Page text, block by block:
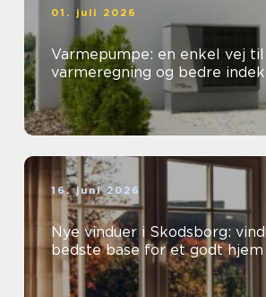
01. juli 2026
Varmepumpe: en enkel vej
varmeregning og bedre
16. juni 2026
Nye vinduer i Skodsborg:
bedste base for et godt hjem